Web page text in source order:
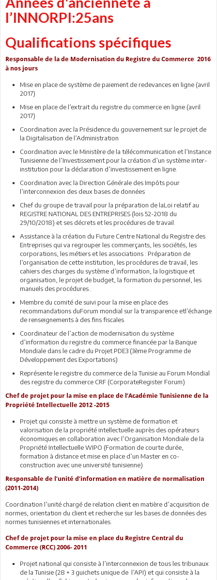
l’INNORPI:25ans
Qualifications spécifiques
Responsable de la de Modernisation du Registre du Commerce 2016
à nos jours
Mise en place de système de paiement de redevances en ligne (avril
2017)
Mise en place de l’extrait du registre du commerce en ligne (avril
2017)
Coordination avec la Présidence du gouvernement sur le projet de
la Digitalisation de l’Administration
Coordination avec le Ministère de la télécommunication et l’Instance
Tunisienne de l’Investissement pour la création d’un système inter-
institution pour la déclaration d’investissement en ligne.
Coordination avec la Direction Générale des Impôts pour
l’interconnexion des deux bases de données
Chef du groupe de travail pour la préparation de laLoi relatif au
REGISTRE NATIONAL DES ENTREPRISES (lois 52-2018 du
29/10/2018) et ses décrets et les procédures de travail.
Assistance à la création du Future Centre National du Registre des
Entreprises qui va regrouper les commerçants, les sociétés, les
corporations, les métiers et les associations : Préparation de
l’organisation de cette institution, les procédures de travail, les
cahiers des charges du système d’information, la logistique et
organisation, le projet de budget, la formation du personnel, les
manuels des procédures..
Membre du comité de suivi pour la mise en place des
recommandations duForum mondial sur la transparence etl’échange
de renseignements à des fins fiscales
Coordinateur de l’action de modernisation du système
d’information du registre du commerce financée par la Banque
Mondiale dans le cadre du Projet PDE3 (3ème Programme de
Développement des Exportations)
Représente le registre du commerce de la Tunisie au Forum Mondial
des registre du commerce CRF (CorporateRegister Forum)
Chef de projet pour la mise en place de l’Académie Tunisienne de la
Propriété Intellectuelle 2012 -2015
Projet qui consiste à mettre un système de formation et
valorisation de la propriété intellectuelle auprès des opérateurs
économiques en collaboration avec l’Organisation Mondiale de la
Propriété Intellectuelle WIPO (Formation de courte durée,
formation à distance et mise en place d’un Master en co-
construction avec une université tunisienne)
Responsable de l’unité d’information en matière de normalisation
(2011-2014)
Coordination l’unité chargé de relation client en matière d’acquisition de
normes, orientation du client et recherche sur les bases de données des
normes tunisiennes et internationales.
Chef de projet pour la mise en place du Registre Central du
Commerce (RCC) 2006- 2011
Projet national qui consiste à l’interconnexion de tous les tribunaux
de la Tunisie (28 + 3 guichets unique de l’API) et qui consiste à la